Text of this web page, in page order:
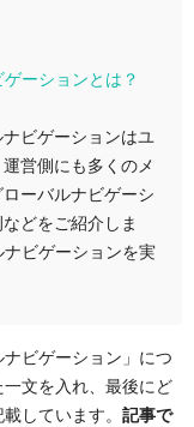
ゲーションとは？
ビゲーションはユ
営側にも多くのメ
ーバルナビゲーシ
どをご紹介しま
ビゲーションを実
ビゲーション」につ
文を入れ、最後にど
しています。 記事で